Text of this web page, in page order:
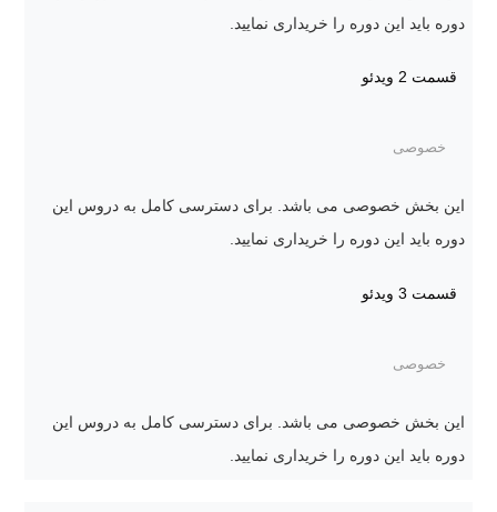
دوره باید این دوره را خریداری نمایید.
قسمت 2 ویدئو
خصوصی
این بخش خصوصی می باشد. برای دسترسی کامل به دروس این
دوره باید این دوره را خریداری نمایید.
قسمت 3 ویدئو
خصوصی
این بخش خصوصی می باشد. برای دسترسی کامل به دروس این
دوره باید این دوره را خریداری نمایید.